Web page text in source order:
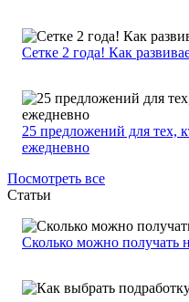
Сетке 2 года! Как
25 предложений для тех,
ежедневно
Посмотреть все
Статьи
Сколько можно получать